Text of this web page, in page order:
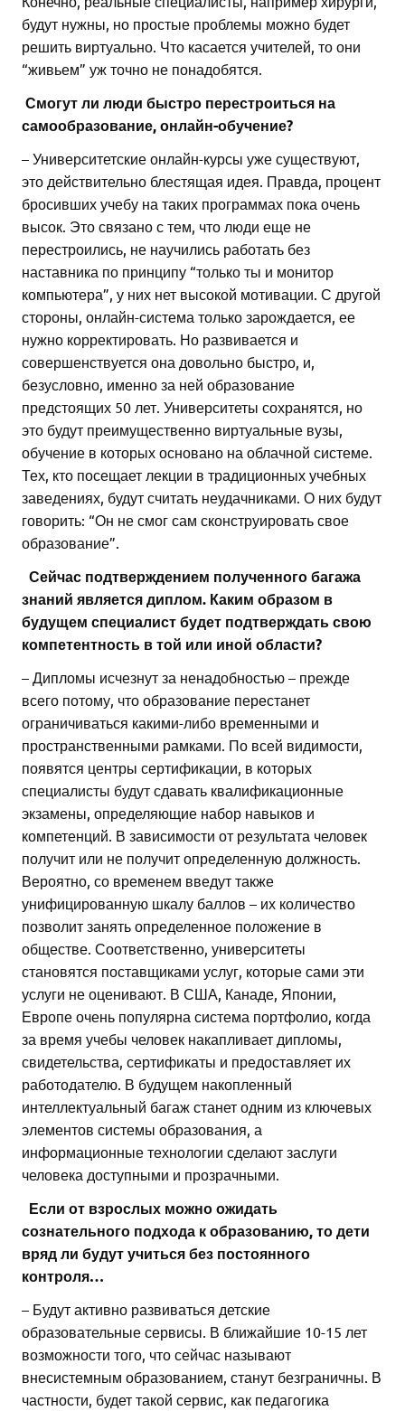
будут нужны, но простые проблемы можно будет
решить виртуально. Что касается учителей, то они
“живьем” уж точно не понадобятся.
Смогут ли люди быстро перестроиться на
самообразование, онлайн-обучение?
– Университетские онлайн-курсы уже существуют,
это действительно блестящая идея. Правда, процент
бросивших учебу на таких программах пока очень
высок. Это связано с тем, что люди еще не
перестроились, не научились работать без
наставника по принципу “только ты и монитор
компьютера”, у них нет высокой мотивации. С другой
стороны, онлайн-система только зарождается, ее
нужно корректировать. Но развивается и
совершенствуется она довольно быстро, и,
безусловно, именно за ней образование
предстоящих 50 лет. Университеты сохранятся, но
это будут преимущественно виртуальные вузы,
обучение в которых основано на облачной системе.
Тех, кто посещает лекции в традиционных учебных
заведениях, будут считать неудачниками. О них будут
говорить: “Он не смог сам сконструировать свое
образование”.
Сейчас подтверждением полученного багажа
знаний является диплом. Каким образом в
будущем специалист будет подтверждать свою
компетентность в той или иной области?
– Дипломы исчезнут за ненадобностью – прежде
всего потому, что образование перестанет
ограничиваться какими-либо временными и
пространственными рамками. По всей видимости,
появятся центры сертификации, в которых
специалисты будут сдавать квалификационные
экзамены, определяющие набор навыков и
компетенций. В зависимости от результата человек
получит или не получит определенную должность.
Вероятно, со временем введут также
унифицированную шкалу баллов – их количество
позволит занять определенное положение в
обществе. Соответственно, университеты
становятся поставщиками услуг, которые сами эти
услуги не оценивают. В США, Канаде, Японии,
Европе очень популярна система портфолио, когда
за время учебы человек накапливает дипломы,
свидетельства, сертификаты и предоставляет их
работодателю. В будущем накопленный
интеллектуальный багаж станет одним из ключевых
элементов системы образования, а
информационные технологии сделают заслуги
человека доступными и прозрачными.
Если от взрослых можно ожидать
сознательного подхода к образованию, то дети
вряд ли будут учиться без постоянного
контроля…
– Будут активно развиваться детские
образовательные сервисы. В ближайшие 10-15 лет
возможности того, что сейчас называют
внесистемным образованием, станут безграничны. В
частности, будет такой сервис, как педагогика